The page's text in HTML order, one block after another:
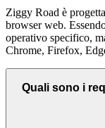
Ziggy Road è
browser web.
operativo specifico,
Chrome, Firefox,
Quali sono i